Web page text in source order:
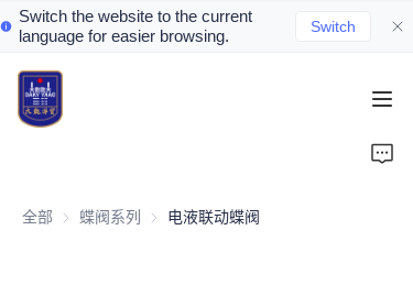
Switch the website to the current
language for easier browsing.
Switch
全部 蝶阀系列 蝶阀系列
电液联动蝶阀
Home